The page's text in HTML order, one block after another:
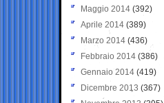
Maggio 2014 (392)
Aprile 2014 (389)
Marzo 2014 (436)
Febbraio 2014 (386)
Gennaio 2014 (419)
Dicembre 2013 (367)